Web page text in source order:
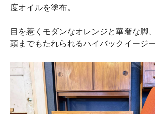
度オイルを塗布。
目を惹くモダンなオレンジと華奢な脚、
頭までもたれられるハイバックイージ